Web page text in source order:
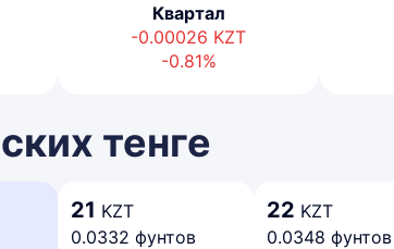
Квартал
-0.00026 KZT
-0.81%
тенге
21 KZT
0.0332 фунтов
22 KZT
0.0348 фунтов